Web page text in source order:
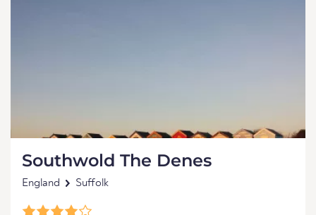
Southwold The Denes
England Suffolk